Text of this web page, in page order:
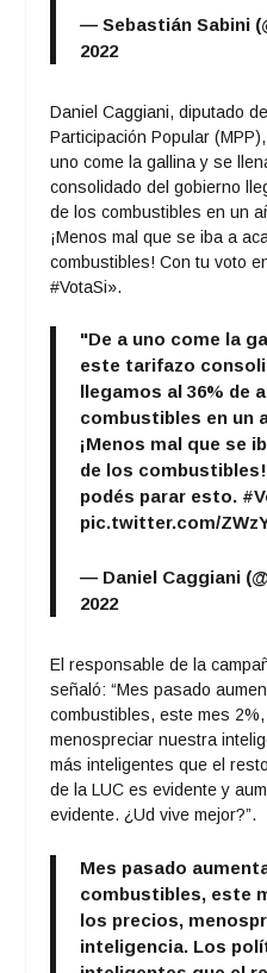
— Sebastián Sabini
2022
Daniel Caggiani, diputado
Participación Popular
uno come la gallina y se
consolidado del gobierno
de los combustibles en un
¡Menos mal que se iba a
combustibles! Con tu voto
#VotaSi».
"De a uno come la
este tarifazo
llegamos al 36% de
combustibles en un
¡Menos mal que se
de los
podés parar esto.
pic.twitter.com/
— Daniel Caggiani
2022
El responsable de la
señaló: “Mes pasado
combustibles, este mes
menospreciar nuestra
más inteligentes que el
de la LUC es evidente y
evidente. ¿Ud vive mejor?”.
Mes pasado
combustibles, este
los precios,
inteligencia. Los